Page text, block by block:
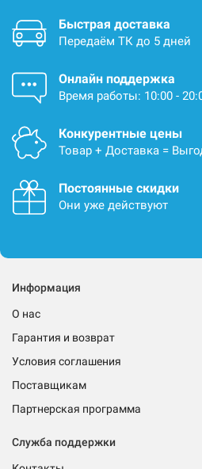
Быстрая доставка
Передаём ТК до 5 дней
Онлайн поддержка
Время работы: 10:00 -
Конкурентные цены
Товар + Доставка =
Постоянные скидки
Они уже действуют
Информация
О нас
Гарантия и возврат
Условия соглашения
Поставщикам
Партнерская программа
Служба поддержки